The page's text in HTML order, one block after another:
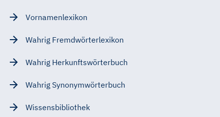
Vornamenlexikon
Wahrig Fremdwörterlexikon
Wahrig Herkunftswörterbuch
Wahrig Synonymwörterbuch
Wissensbibliothek